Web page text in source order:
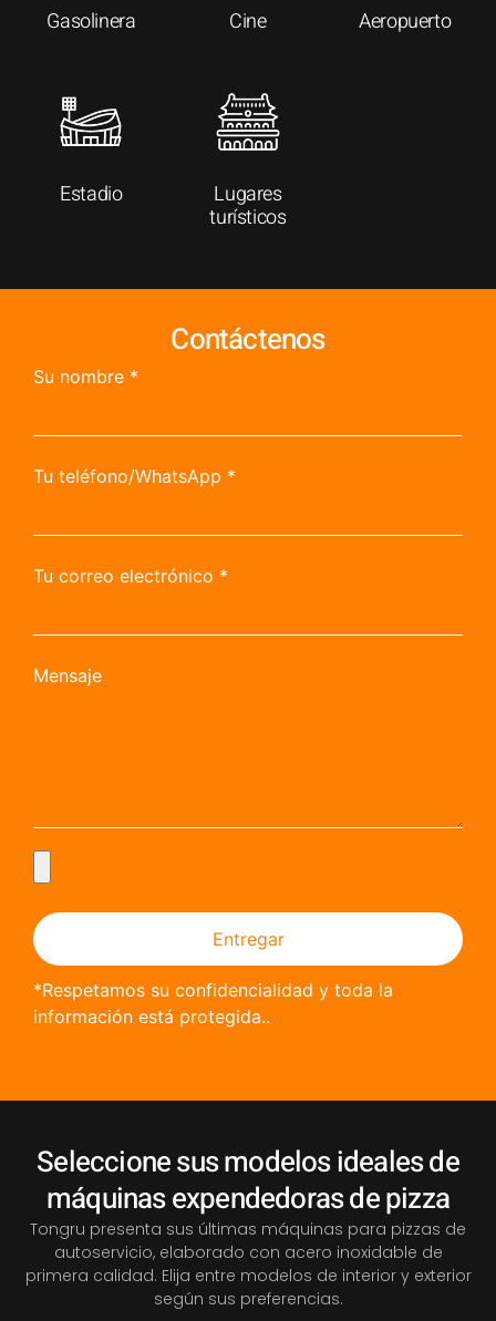
Gasolinera Cine Aeropuerto
Estadio Lugares
turísticos
Contáctenos
Su nombre *
Tu teléfono/WhatsApp *
Tu correo electrónico *
Mensaje
Entregar
*Respetamos su confidencialidad y toda la
información está protegida..
Seleccione sus modelos ideales de
máquinas expendedoras de pizza
Tongru presenta sus últimas máquinas para pizzas de
autoservicio, elaborado con acero inoxidable de
primera calidad. Elija entre modelos de interior y exterior
según sus preferencias.